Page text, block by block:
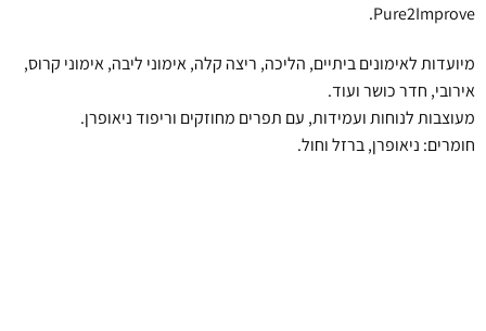
Pure2Improve.
מיועדות לאימונים ביתיים, הליכה, ריצה קלה, אימוני ליבה, אימוני קרוס,
אירובי, חדר כושר ועוד.
מעוצבות לנוחות ועמידות, עם תפרים מחוזקים וריפוד ניאופרן.
חומרים: ניאופרן, ברזל וחול.